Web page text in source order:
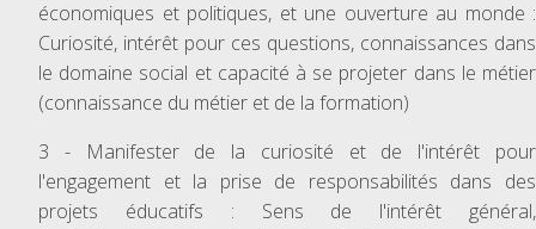
économiques et politiques, et une ouverture au monde :
Curiosité, intérêt pour ces questions, connaissances dans
le domaine social et capacité à se projeter dans le métier
(connaissance du métier et de la formation)
3 - Manifester de la curiosité et de l'intérêt pour
l'engagement et la prise de responsabilités dans des
projets éducatifs : Sens de l'intérêt général,